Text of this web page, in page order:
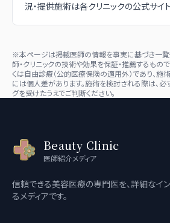
況・提供施術は各クリニックの公式サイ
※本ページは掲載医師の情報を事実に基づき一覧
師・クリニックの技術や効果を保証・推薦するもの
くは自由診療（公的医療保険の適用外）であり、施
には個人差があります。施術を検討される際は、必
グを受けたうえでご判断ください。
Beauty Clinic
医師紹介メディア
信頼できる美容医療の専門医を、詳細なイ
るメディアです。